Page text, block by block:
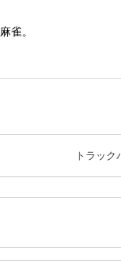
麻雀。
トラック